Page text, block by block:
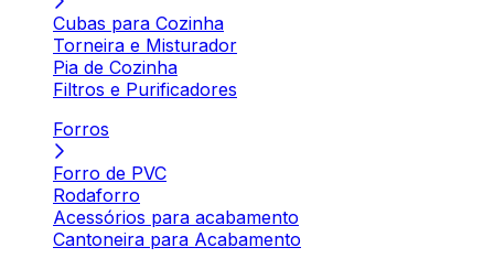
Cubas para Cozinha
Torneira e Misturador
Pia de Cozinha
Filtros e Purificadores
Forros
Forro de PVC
Rodaforro
Acessórios para acabamento
Cantoneira para Acabamento